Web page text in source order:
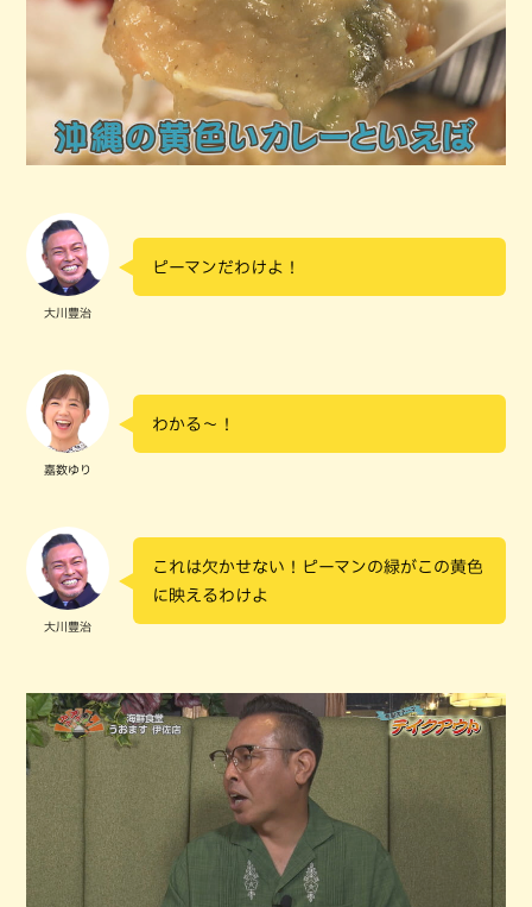
大川豊治
ピーマンだわけよ！
嘉数ゆり
わかる～！
大川豊治
これは欠かせない！ピーマンの緑がこの黄色
に映えるわけよ